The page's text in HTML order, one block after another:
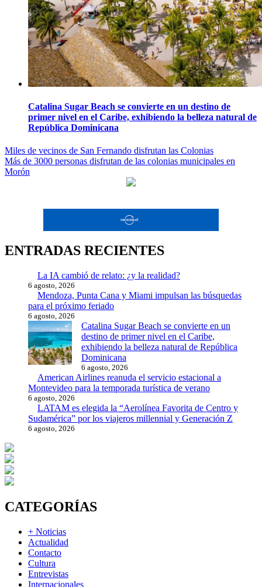
Catalina Sugar Beach se convierte en un destino de
primer nivel en el Caribe, exhibiendo la belleza natural de
República Dominicana
Navegación
de
Miles de vecinos de San Fernando disfrutan las Colonias
Más de 3000 personas disfrutan de las colonias municipales en
Morón
ENTRADAS RECIENTES
La IA cambió de relato: ¿y la realidad?
6 agosto, 2026
Mendoza, Punta Cana y Miami impulsan las búsquedas
para el próximo feriado
6 agosto, 2026
Catalina Sugar Beach se convierte en un
destino de primer nivel en el Caribe,
exhibiendo la belleza natural de República
Dominicana
6 agosto, 2026
American Airlines reanuda el servicio estacional a
Montevideo para la temporada turística de verano
6 agosto, 2026
LATAM es elegida la “Aerolínea Favorita de Centro y
Sudamérica” por los viajeros millennial y Generación Z
6 agosto, 2026
CATEGORÍAS
+ Noticias
Actualidad
Contacto
Cultura
Entrevistas
Internacionales